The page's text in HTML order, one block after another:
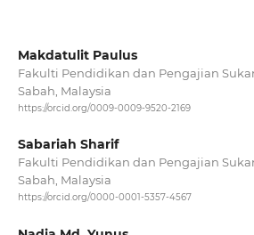
Makdatulit Paulus
Fakulti Pendidikan dan Pengajian
Sabah, Malaysia
https://orcid.org/0009-0009-9520-2169
Sabariah Sharif
Fakulti Pendidikan dan Pengajian
Sabah, Malaysia
https://orcid.org/0000-0001-5357-4567